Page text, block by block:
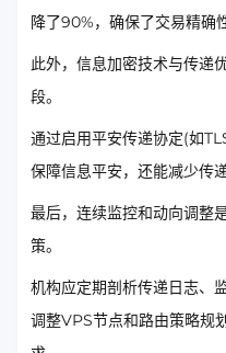
降了90%，确保了交易精确性
此外，信息加密技术与传递
段。
通过启用平安传递协定(如
保障信息平安，还能减少传
最后，连续监控和动向调整
策。
机构应定期剖析传递日志、
调整VPS节点和路由策略规